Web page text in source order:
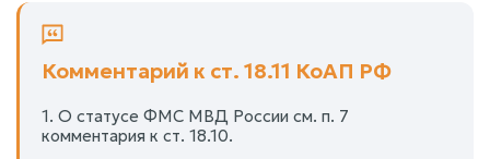
Комментарий к ст. 18.11 КоАП РФ
1. О статусе ФМС МВД России см. п. 7
комментария к ст. 18.10.